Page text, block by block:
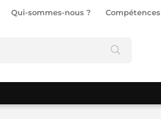
Qui-sommes-nous ? Compétences